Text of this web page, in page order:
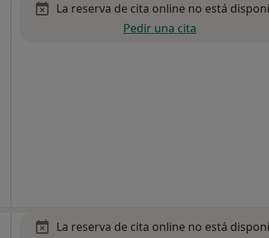
La reserva de cita online no está
Pedir una cita
La reserva de cita online no está